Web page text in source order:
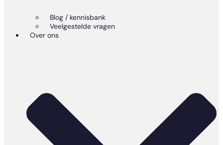
Blog / kennisbank
Veelgestelde vragen
Over ons